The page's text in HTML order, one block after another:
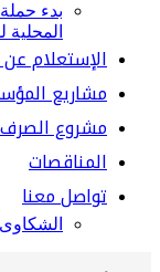
بدء
المحلية
الإستعلام عن
مشاريع
مشروع
المناقصات
تواصل معنا